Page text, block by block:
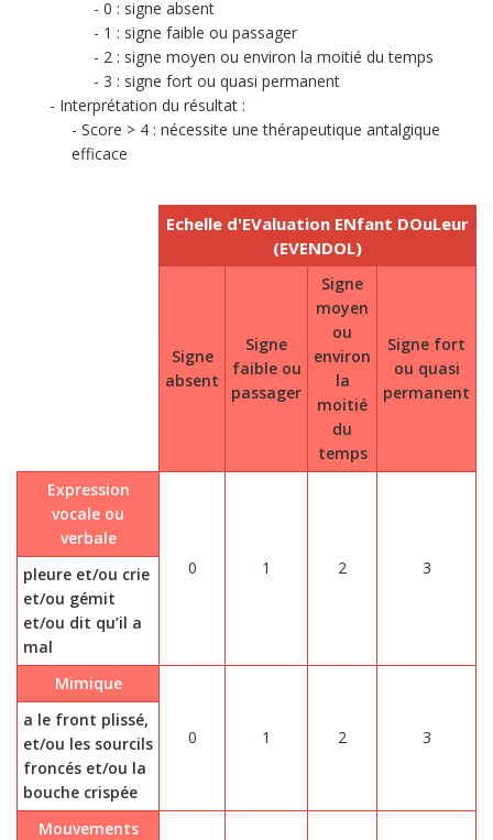
0 : signe absent
1 : signe faible ou passager
2 : signe moyen ou environ la moitié du temps
3 : signe fort ou quasi permanent
Interprétation du résultat :
Score > 4 : nécessite une thérapeutique antalgique
efficace
Echelle d'EValuation ENfant DOuLeur
(EVENDOL)
Signe
absent
Signe
faible ou
passager
Signe
moyen
ou
environ
la
moitié
du
temps
Signe fort
ou quasi
permanent
Expression
vocale ou
verbale
0
1 2 3
pleure et/ou crie
et/ou gémit
et/ou dit qu’il a
mal
Mimique
0 1 2 3
a le front plissé,
et/ou les sourcils
froncés et/ou la
bouche crispée
Mouvements